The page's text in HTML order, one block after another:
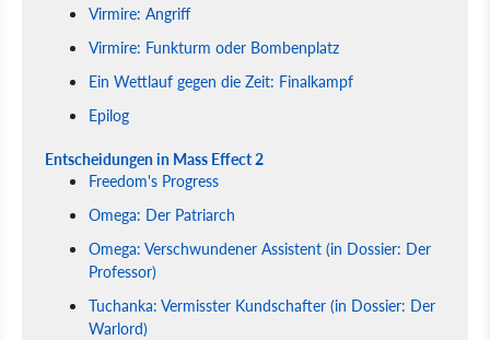
Virmire: Angriff
Virmire: Funkturm oder Bombenplatz
Ein Wettlauf gegen die Zeit: Finalkampf
Epilog
Entscheidungen in Mass Effect 2
Freedom's Progress
Omega: Der Patriarch
Omega: Verschwundener Assistent (in Dossier: Der
Professor)
Tuchanka: Vermisster Kundschafter (in Dossier: Der
Warlord)